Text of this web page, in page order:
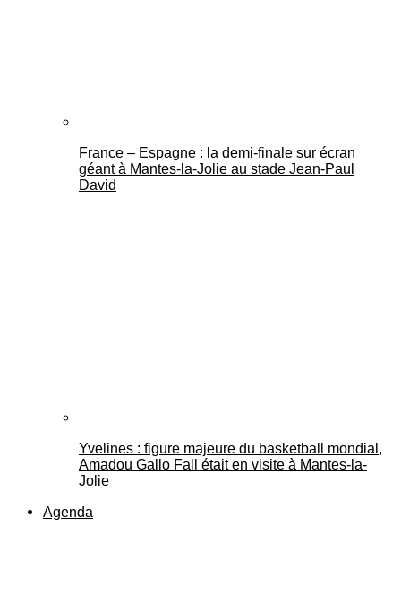
France – Espagne : la demi-finale sur écran
géant à Mantes-la-Jolie au stade Jean-Paul
David
Yvelines : figure majeure du basketball mondial,
Amadou Gallo Fall était en visite à Mantes-la-
Jolie
Agenda